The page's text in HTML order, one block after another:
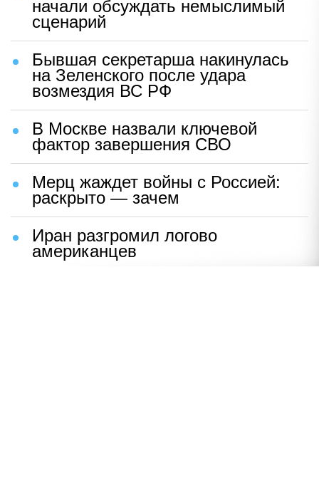
начали обсуждать немыслимый
сценарий
Бывшая секретарша накинулась
на Зеленского после удара
возмездия ВС РФ
В Москве назвали ключевой
фактор завершения СВО
Мерц жаждет войны с Россией:
раскрыто — зачем
Иран разгромил логово
американцев